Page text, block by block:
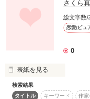
20代のようにはいかな
大人には大人の事情があ
辛い冬もあるけれど、心
夏と冬、ふたつの恋物語
高校生活では運命の人
ら数ヶ月。
さくら
総文字数/
恋愛(ピュ
0
表紙を見る
未編集
検索結果
タイトル
キーワード 作家